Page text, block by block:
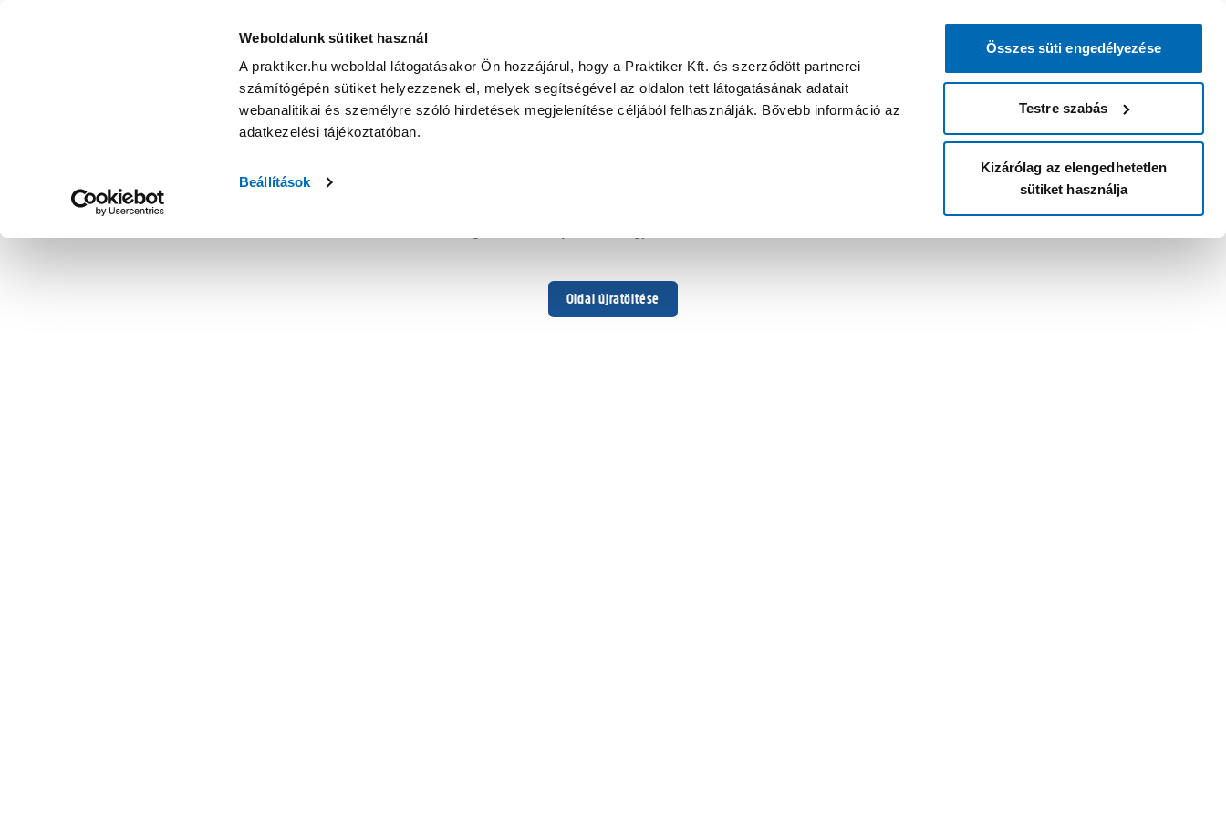
Weboldalunk sütiket használ
A praktiker.hu weboldal látogatásakor Ön hozzájárul, hogy a Praktiker Kft. és szerződött partnerei
számítógépén sütiket helyezzenek el, melyek segítségével az oldalon tett látogatásának adatait
webanalitikai és személyre szóló hirdetések megjelenítése céljából felhasználják. Bővebb információ az
adatkezelési tájékoztatóban.
Beállítások
Összes süti engedélyezése
Testre szabás
Kizárólag az elengedhetetlen
sütiket használja
Oldal újratöltése